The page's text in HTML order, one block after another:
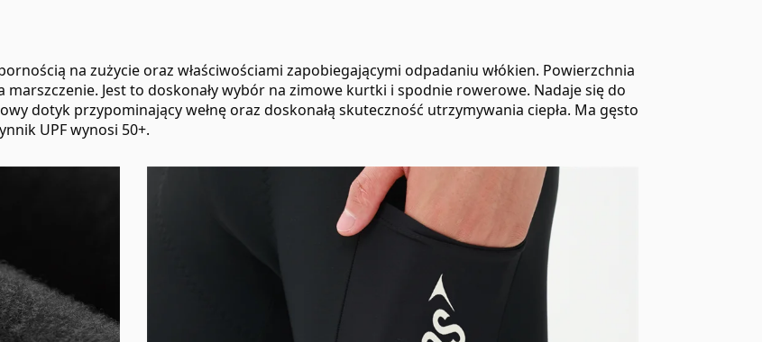
na zużycie oraz właściwościami zapobiegającymi odpadaniu włókien. Powierzchnia
marszczenie. Jest to doskonały wybór na zimowe kurtki i spodnie rowerowe. Nadaje się do
dotyk przypominający wełnę oraz doskonałą skuteczność utrzymywania ciepła. Ma gęsto
UPF wynosi 50+.